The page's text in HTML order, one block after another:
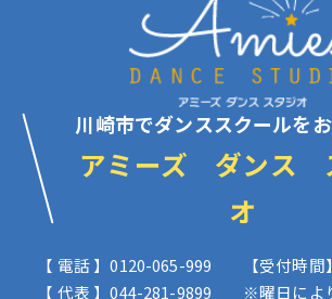
川崎市でダンススクールを
アミーズ ダンス
オ
【 電話 】0120-065-999
【 代表 】044-281-9899
【受付時
※曜日によ